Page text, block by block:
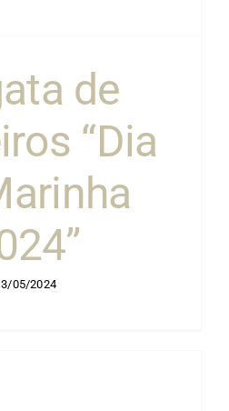
de
“Dia
05/2024